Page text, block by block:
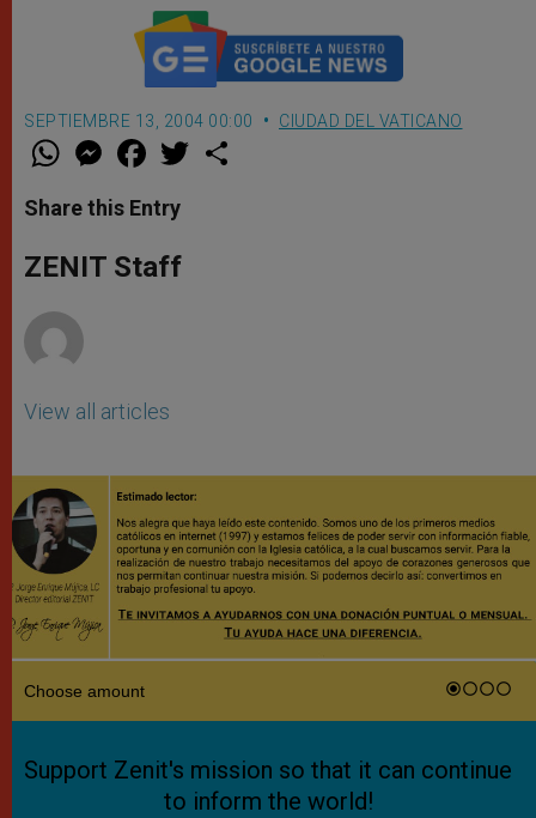
SEPTIEMBRE 13, 2004 00:00 CIUDAD DEL VATICANO
W
t
s
p
p
M
e
s
e
g
e
F
a
e
b
o
k
w
Share this Entry
ZENIT Staff
View all articles